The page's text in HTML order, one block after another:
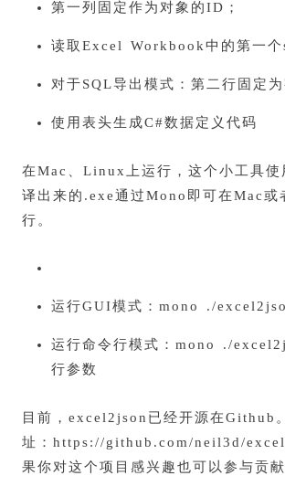
第一列固定作为对象的ID；
读取Excel Workbook中的第一个
对于SQL导出模式：第二行固定
使用表头生成C#数据定义代码
在Mac、Linux上运行，这个小工具使
译出来的.exe通过Mono即可在Mac或
行。
运行GUI模式：mono ./
运行命令行模式：mono ./
行参数
目前，excel2json已经开源在Github
址：https://github.com/neil3d/
果你对这个项目感兴趣也可以参与贡